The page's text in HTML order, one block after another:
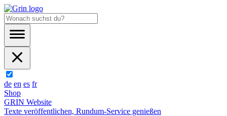
de en es fr
Shop
GRIN Website
Texte veröffentlichen, Rundum-Service genießen